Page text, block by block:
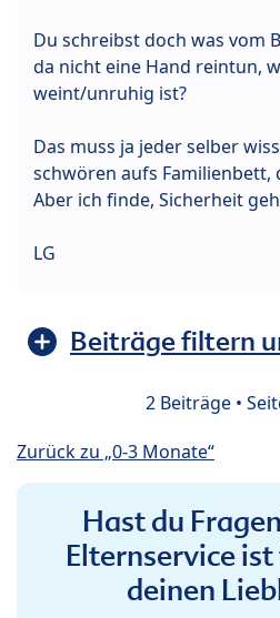
Du schreibst doch was vom
da nicht eine Hand reintun,
weint/unruhig ist?
Das muss ja jeder selber
schwören aufs Familienbett,
Aber ich finde, Sicherheit
LG
Beiträge filtern
2 Beiträge •
Zurück zu „0-3 Monate“
Hast du
Elternservice
deinen